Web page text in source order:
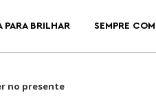
PARA BRILHAR SEMPRE
no presente